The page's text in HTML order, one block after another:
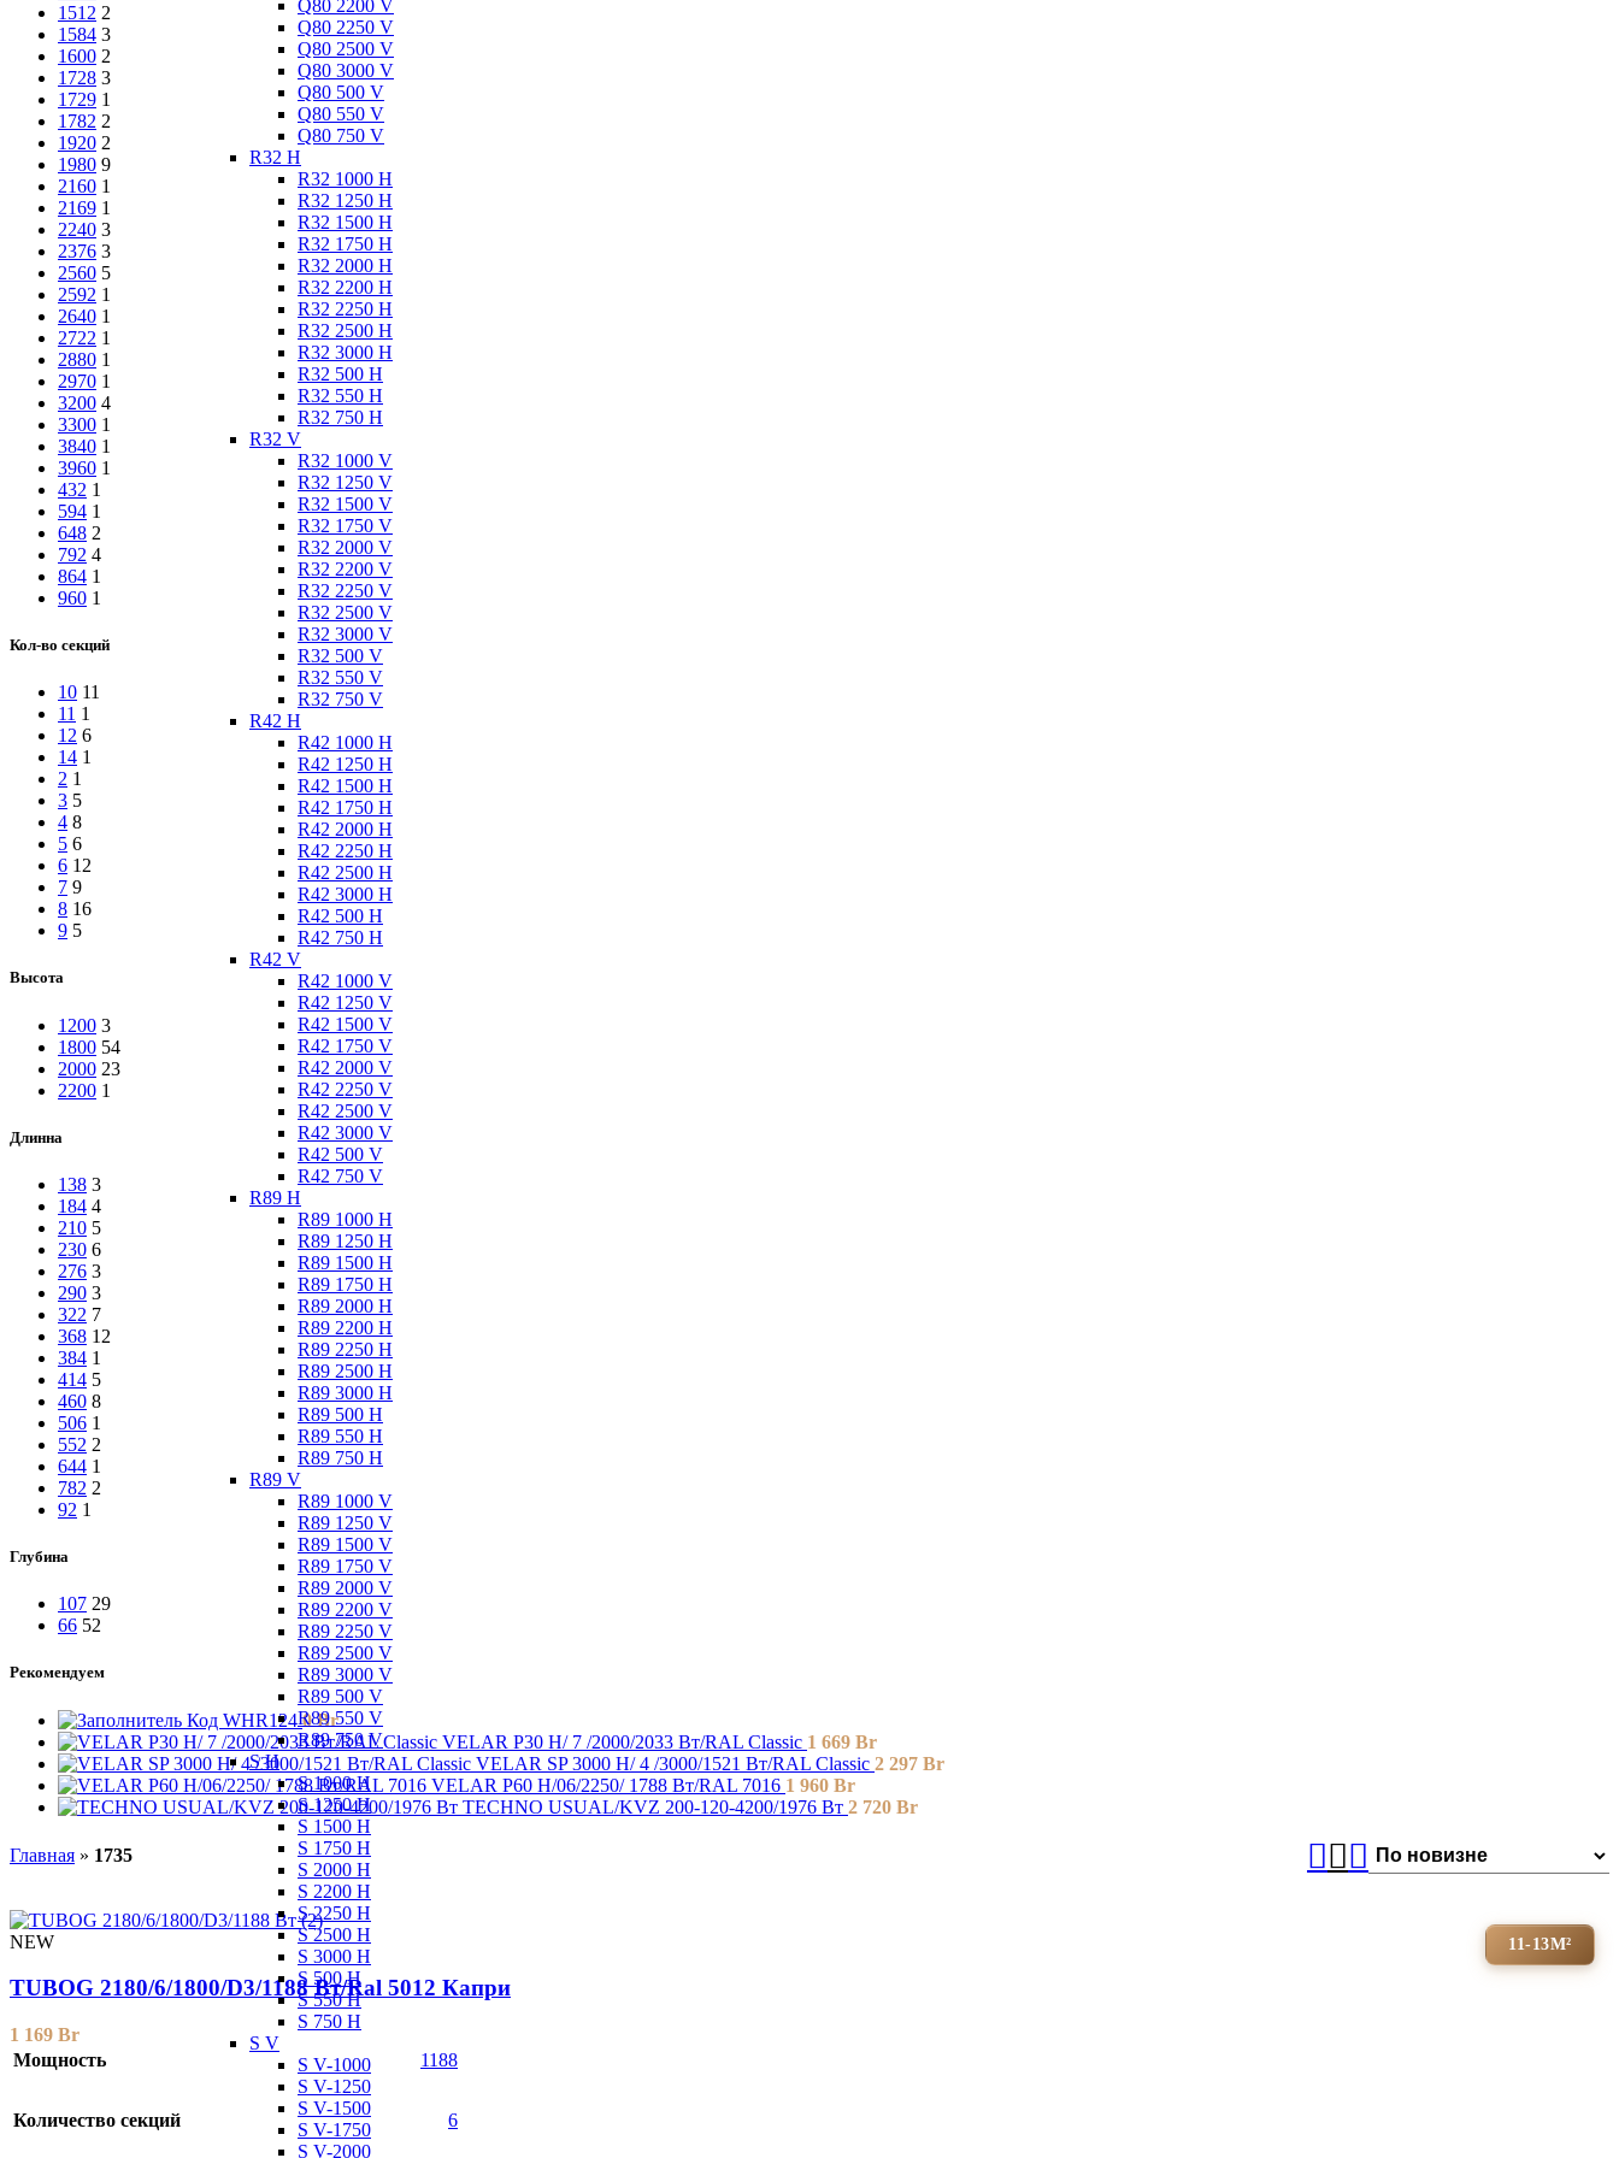
Q80 2200 V
Q80 2250 V
Q80 2500 V
Q80 3000 V
Q80 500 V
Q80 550 V
Q80 750 V
R32 H
R32 1000 H
R32 1250 H
R32 1500 H
R32 1750 H
R32 2000 H
R32 2200 H
R32 2250 H
R32 2500 H
R32 3000 H
R32 500 H
R32 550 H
R32 750 H
R32 V
R32 1000 V
R32 1250 V
R32 1500 V
R32 1750 V
R32 2000 V
R32 2200 V
R32 2250 V
R32 2500 V
R32 3000 V
R32 500 V
R32 550 V
R32 750 V
R42 H
R42 1000 H
R42 1250 H
R42 1500 H
R42 1750 H
R42 2000 H
R42 2250 H
R42 2500 H
R42 3000 H
R42 500 H
R42 750 H
R42 V
R42 1000 V
R42 1250 V
R42 1500 V
R42 1750 V
R42 2000 V
R42 2250 V
R42 2500 V
R42 3000 V
R42 500 V
R42 750 V
R89 H
R89 1000 H
R89 1250 H
R89 1500 H
R89 1750 H
R89 2000 H
R89 2200 H
R89 2250 H
R89 2500 H
R89 3000 H
R89 500 H
R89 550 H
R89 750 H
R89 V
R89 1000 V
R89 1250 V
R89 1500 V
R89 1750 V
R89 2000 V
R89 2200 V
R89 2250 V
R89 2500 V
R89 3000 V
R89 500 V
R89 550 V
R89 750 V
S H
S 1000 H
S 1250 H
S 1500 H
S 1750 H
S 2000 H
S 2200 H
S 2250 H
S 2500 H
S 3000 H
S 500 H
S 550 H
S 750 H
S V
S V-1000
S V-1250
S V-1500
S V-1750
S V-2000
1512 2
1584 3
1600 2
1728 3
1729 1
1782 2
1920 2
1980 9
2160 1
2169 1
2240 3
2376 3
2560 5
2592 1
2640 1
2722 1
2880 1
2970 1
3200 4
3300 1
3840 1
3960 1
432 1
594 1
648 2
792 4
864 1
960 1
Кол-во секций
10 11
11 1
12 6
14 1
2 1
3 5
4 8
5 6
6 12
7 9
8 16
9 5
Высота
1200 3
1800 54
2000 23
2200 1
Длинна
138 3
184 4
210 5
230 6
276 3
290 3
322 7
368 12
384 1
414 5
460 8
506 1
552 2
644 1
782 2
92 1
Глубина
107 29
66 52
Рекомендуем
Код WHR1240Br
VELAR P30 H/ 7 /2000/2033 Вт/RAL Classic 1 669 Br
VELAR SP 3000 H/ 4 /3000/1521 Вт/RAL Classic 2 297 Br
VELAR P60 H/06/2250/ 1788 Bт/RAL 7016 1 960 Br
TECHNO USUAL/KVZ 200-120-4200/1976 Вт 2 720 Br
Главная » 1735
11-13М²
NEW
TUBOG 2180/6/1800/D3/1188 Вт/Ral 5012 Капри
1 169 Br
Мощность
1188
Количество секций 6